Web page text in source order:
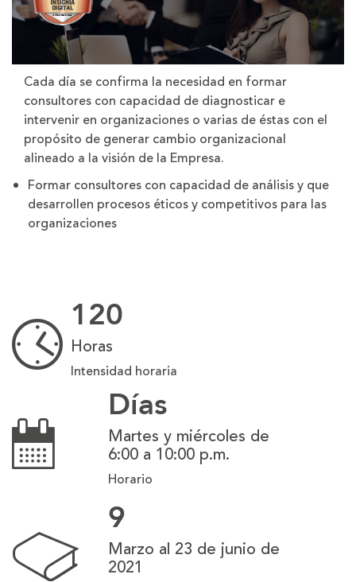
Cada día se confirma la necesidad en formar
consultores con capacidad de diagnosticar e
intervenir en organizaciones o varias de éstas con el
propósito de generar cambio organizacional
alineado a la visión de la Empresa.
Formar consultores con capacidad de análisis y que
desarrollen procesos éticos y competitivos para las
organizaciones
120
Horas
Intensidad horaria
Días
Martes y miércoles de
6:00 a 10:00 p.m.
Horario
9
Marzo al 23 de junio de
2021